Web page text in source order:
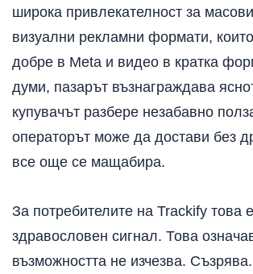
широка привлекателност за
визуални рекламни формати,
добре в Meta и видео в кратка
думи, пазарът възнаграждава
купувачът разбере незабавно
операторът може да достави без
все още се мащабира.
За потребителите на Trackify това е
здравословен сигнал. Това
възможността не изчезва.